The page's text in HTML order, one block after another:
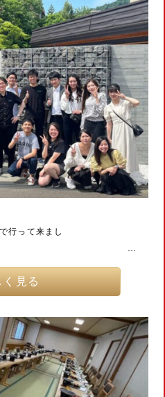
行って来まし
…
く見る